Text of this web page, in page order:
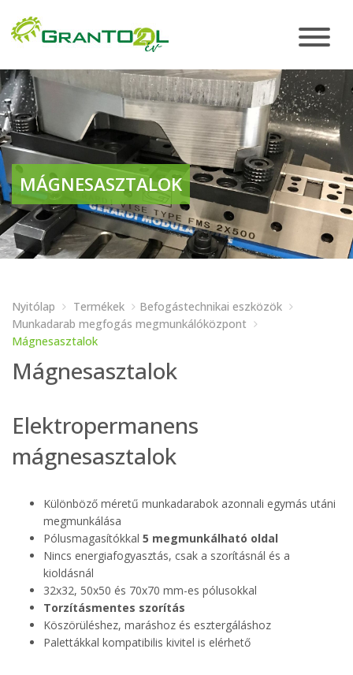
MÁGNESASZTALOK
Nyitólap Termékek
Befogástechnikai eszközök
Munkadarab megfogás megmunkálóközpont
Mágnesasztalok
Mágnesasztalok
Elektropermanens
mágnesasztalok
Különböző méretű munkadarabok azonnali egymás utáni
megmunkálása
Pólusmagasítókkal 5 megmunkálható oldal
Nincs energiafogyasztás, csak a szorításnál és a
kioldásnál
32x32, 50x50 és 70x70 mm-es pólusokkal
Torzításmentes szorítás
Köszörüléshez, maráshoz és esztergáláshoz
Palettákkal kompatibilis kivitel is elérhető